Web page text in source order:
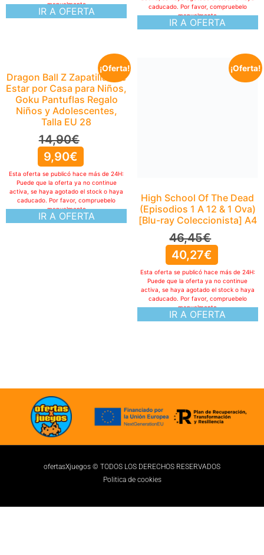
IR A OFERTA
manualmente
IR A OFERTA
caducado. Por favor, compruebelo
manualmente
¡Oferta!
Dragon Ball Z Zapatillas de
Estar por Casa para Niños,
Goku Pantuflas Regalo
Niños y Adolescentes,
Talla EU 28
14,90€
9,90€
IR A OFERTA
Esta oferta se publicó hace más de 24H:
Puede que la oferta ya no continue
activa, se haya agotado el stock o haya
caducado. Por favor, compruebelo
manualmente
¡Oferta!
High School Of The Dead
(Episodios 1 A 12 & 1 Ova)
[Blu-ray Coleccionista] A4
46,45€
40,27€
IR A OFERTA
Esta oferta se publicó hace más de 24H:
Puede que la oferta ya no continue
activa, se haya agotado el stock o haya
caducado. Por favor, compruebelo
manualmente
ofertasXjuegos © TODOS LOS DERECHOS RESERVADOS
Politica de cookies